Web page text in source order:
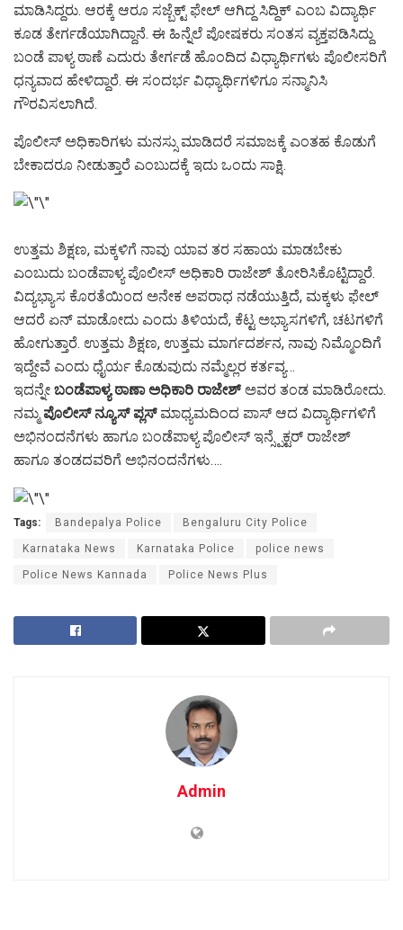
ಮಾಡಿಸಿದ್ದರು. ಆರಕ್ಕೆ ಆರೂ ಸಜ್ಬೆಕ್ಟ್ ಫೇಲ್ ಆಗಿದ್ದ ಸಿದ್ದಿಕ್ ಎಂಬ ವಿದ್ಯಾರ್ಥಿ
ಕೂಡ ತೇರ್ಗಡೆಯಾಗಿದ್ದಾನೆ. ಈ ಹಿನ್ನೆಲೆ ಪೋಷಕರು ಸಂತಸ ವ್ಯಕ್ತಪಡಿಸಿದ್ದು
ಬಂಡೆ ಪಾಳ್ಯ ಠಾಣೆ ಎದುರು ತೇರ್ಗಡೆ ಹೊಂದಿದ ವಿಧ್ಯಾರ್ಥಿಗಳು ಪೊಲೀಸರಿಗೆ
ಧನ್ಯವಾದ ಹೇಳಿದ್ದಾರೆ. ಈ ಸಂದರ್ಭ ವಿಧ್ಯಾರ್ಥಿಗಳಿಗೂ ಸನ್ಮಾನಿಸಿ
ಗೌರವಿಸಲಾಗಿದೆ.
ಪೊಲೀಸ್ ಅಧಿಕಾರಿಗಳು ಮನಸ್ಸು ಮಾಡಿದರೆ ಸಮಾಜಕ್ಕೆ ಎಂತಹ ಕೊಡುಗೆ
ಬೇಕಾದರೂ ನೀಡುತ್ತಾರೆ ಎಂಬುದಕ್ಕೆ ಇದು ಒಂದು ಸಾಕ್ಷಿ.
ಉತ್ತಮ ಶಿಕ್ಷಣ, ಮಕ್ಕಳಿಗೆ ನಾವು ಯಾವ ತರ ಸಹಾಯ ಮಾಡಬೇಕು
ಎಂಬುದು ಬಂಡೆಪಾಳ್ಯ ಪೊಲೀಸ್ ಅಧಿಕಾರಿ ರಾಜೇಶ್ ತೋರಿಸಿಕೊಟ್ಟಿದ್ದಾರೆ.
ವಿದ್ಯಭ್ಯಾಸ ಕೊರತೆಯಿಂದ ಅನೇಕ ಅಪರಾಧ ನಡೆಯುತ್ತಿದೆ, ಮಕ್ಕಳು ಫೇಲ್
ಆದರೆ ಏನ್ ಮಾಡೋದು ಎಂದು ತಿಳಿಯದೆ, ಕೆಟ್ಟ ಅಭ್ಯಾಸಗಳಿಗೆ, ಚಟಗಳಿಗೆ
ಹೋಗುತ್ತಾರೆ. ಉತ್ತಮ ಶಿಕ್ಷಣ, ಉತ್ತಮ ಮಾರ್ಗದರ್ಶನ, ನಾವು ನಿಮ್ಮೊಂದಿಗೆ
ಇದ್ದೇವೆ ಎಂದು ಧೈರ್ಯ ಕೊಡುವುದು ನಮ್ಮೆಲ್ಲರ ಕರ್ತವ್ಯ…
ಇದನ್ನೇ ಬಂಡೆಪಾಳ್ಯ ಠಾಣಾ ಅಧಿಕಾರಿ ರಾಜೇಶ್ಅವರ ತಂಡ ಮಾಡಿರೋದು.
ನಮ್ಮ ಪೊಲೀಸ್ ನ್ಯೂಸ್ ಪ್ಲಸ್ಮಾಧ್ಯಮದಿಂದ ಪಾಸ್ ಆದ ವಿದ್ಯಾರ್ಥಿಗಳಿಗೆ
ಅಭಿನಂದನೆಗಳು ಹಾಗೂ ಬಂಡೆಪಾಳ್ಯ ಪೊಲೀಸ್ ಇನ್ಸ್ಪೆಕ್ಟರ್ ರಾಜೇಶ್
ಹಾಗೂ ತಂಡದವರಿಗೆ ಅಭಿನಂದನೆಗಳು….
Tags: Bandepalya Police Bengaluru City Police
Karnataka News Karnataka Police police news
Police News Kannada Police News Plus
Admin